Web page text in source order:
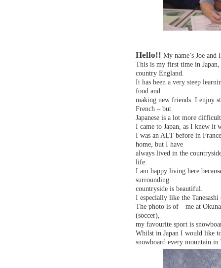
Hello!! My name’s Joe
This is my first time in
country England.
It has been a very steep
food and
making new friends. I enjoy
French – but
Japanese is a lot more
I came to Japan, as I knew it
I was an ALT before in
home, but I have
always lived in the
life.
I am happy living here
surrounding
countryside is beautiful.
I especially like the
The photo is of me at
(soccer),
my favourite sport is
Whilst in Japan I would like
snowboard every mountain